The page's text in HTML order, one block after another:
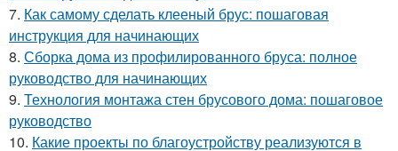
7. Как самому сделать клееный брус: пошаговая
инструкция для начинающих
8. Сборка дома из профилированного бруса: полное
руководство для начинающих
9. Технология монтажа стен брусового дома: пошаговое
руководство
10. Какие проекты по благоустройству реализуются в